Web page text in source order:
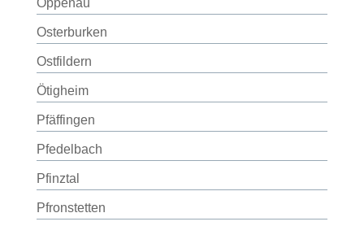
Oppenau
Osterburken
Ostfildern
Ötigheim
Pfäffingen
Pfedelbach
Pfinztal
Pfronstetten